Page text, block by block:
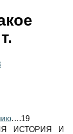
….19
ИСТОРИЯ И